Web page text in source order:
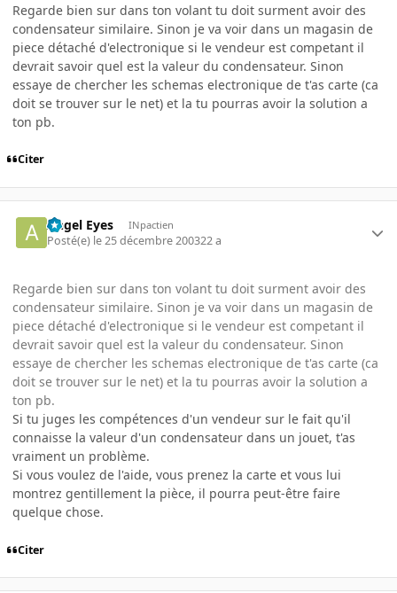
Regarde bien sur dans ton volant tu doit surment avoir des
condensateur similaire. Sinon je va voir dans un magasin de
piece détaché d'electronique si le vendeur est competant il
devrait savoir quel est la valeur du condensateur. Sinon
essaye de chercher les schemas electronique de t'as carte (ca
doit se trouver sur le net) et la tu pourras avoir la solution a
ton pb.
Citer
Angel Eyes INpactien
Posté(e) le 25 décembre 200322 a
Regarde bien sur dans ton volant tu doit surment avoir des
condensateur similaire. Sinon je va voir dans un magasin de
piece détaché d'electronique si le vendeur est competant il
devrait savoir quel est la valeur du condensateur. Sinon
essaye de chercher les schemas electronique de t'as carte (ca
doit se trouver sur le net) et la tu pourras avoir la solution a
ton pb.
Si tu juges les compétences d'un vendeur sur le fait qu'il
connaisse la valeur d'un condensateur dans un jouet, t'as
vraiment un problème.
Si vous voulez de l'aide, vous prenez la carte et vous lui
montrez gentillement la pièce, il pourra peut-être faire
quelque chose.
Citer